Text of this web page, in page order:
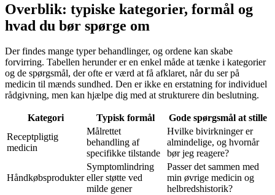
Overblik: typiske kategorier, formål og
hvad du bør spørge om
Der findes mange typer behandlinger, og ordene kan skabe
forvirring. Tabellen herunder er en enkel måde at tænke i kategorier
og de spørgsmål, der ofte er værd at få afklaret, når du ser på
medicin til mænds sundhed. Den er ikke en erstatning for individuel
rådgivning, men kan hjælpe dig med at strukturere din beslutning.
Kategori Typisk formål
Gode spørgsmål at stille
Receptpligtig
medicin
Målrettet
behandling af
specifikke tilstande
Hvilke bivirkninger er
almindelige, og hvornår
bør jeg reagere?
Håndkøbsprodukter
Symptomlindring
eller støtte ved
milde gener
Passer det sammen med
min øvrige medicin og
helbredshistorik?